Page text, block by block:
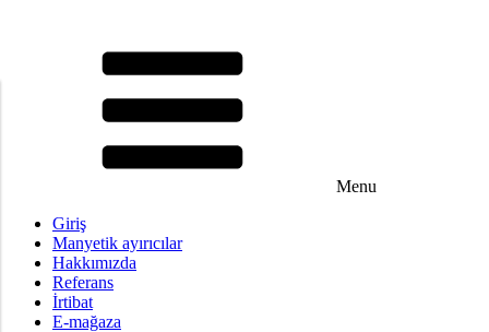
Menu
Giriş
Manyetik ayırıcılar
Hakkımızda
Referans
İrtibat
E-mağaza